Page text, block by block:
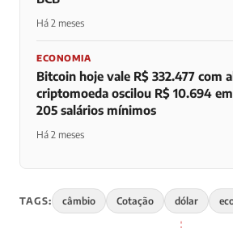
Há 2 meses
ECONOMIA
Bitcoin hoje vale R$ 332.477 com
criptomoeda oscilou R$ 10.694
205 salários mínimos
Há 2 meses
TAGS: câmbio Cotação dólar